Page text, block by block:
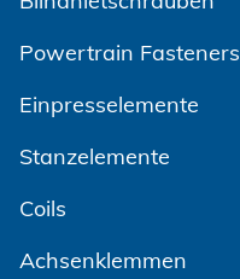
Powertrain Fasteners
Einpresselemente
Stanzelemente
Coils
Achsenklemmen